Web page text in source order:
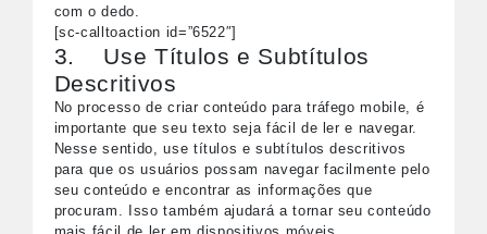
com o dedo.
[sc-calltoaction id=”6522″]
3. Use Títulos e Subtítulos
Descritivos
No processo de criar conteúdo para tráfego mobile, é
importante que seu texto seja fácil de ler e navegar.
Nesse sentido, use títulos e subtítulos descritivos
para que os usuários possam navegar facilmente pelo
seu conteúdo e encontrar as informações que
procuram. Isso também ajudará a tornar seu conteúdo